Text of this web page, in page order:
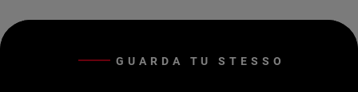
GUARDA TU STESSO